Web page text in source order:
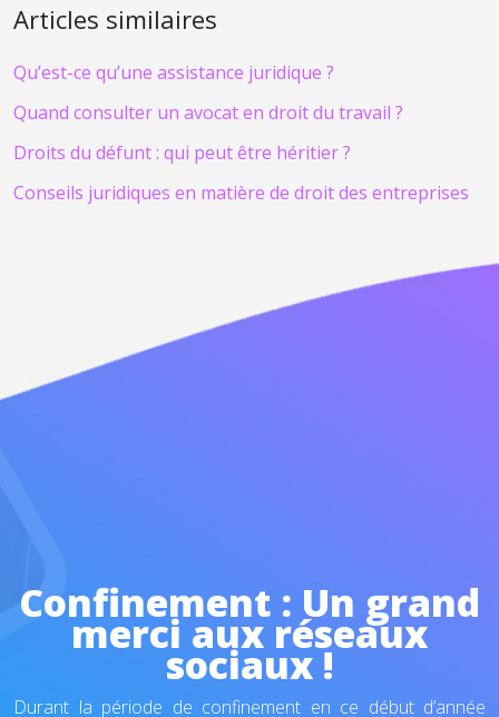
Articles similaires
Qu’est-ce qu’une assistance juridique ?
Quand consulter un avocat en droit du travail ?
Droits du défunt : qui peut être héritier ?
Conseils juridiques en matière de droit des entreprises
Confinement : Un grand
merci aux réseaux
sociaux !
Durant la période de confinement en ce début d’année